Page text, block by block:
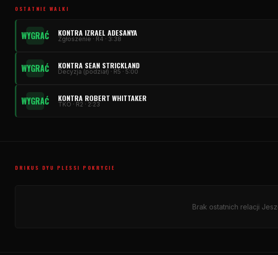
OSTATNIE WALKI
WYGRAĆ KONTRA IZRAEL ADESANYA
Zgłoszenie · R4 · 3:38
WYGRAĆ KONTRA SEAN STRICKLAND
Decyzja (podział) · R5 · 5:00
WYGRAĆ KONTRA ROBERT WHITTAKER
TKO · R2 · 2:23
DRIKUS DYU PLESSI POKRYCIE
Brak ostatnich relacji